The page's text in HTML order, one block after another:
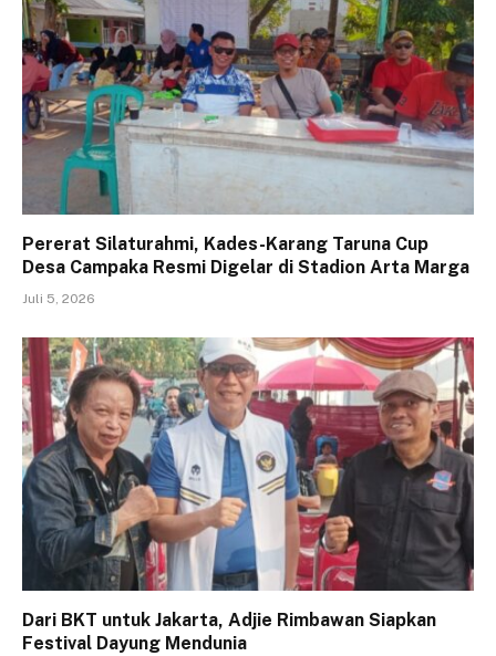
Pererat Silaturahmi, Kades-Karang Taruna Cup
Desa Campaka Resmi Digelar di Stadion Arta Marga
Juli 5, 2026
Dari BKT untuk Jakarta, Adjie Rimbawan Siapkan
Festival Dayung Mendunia